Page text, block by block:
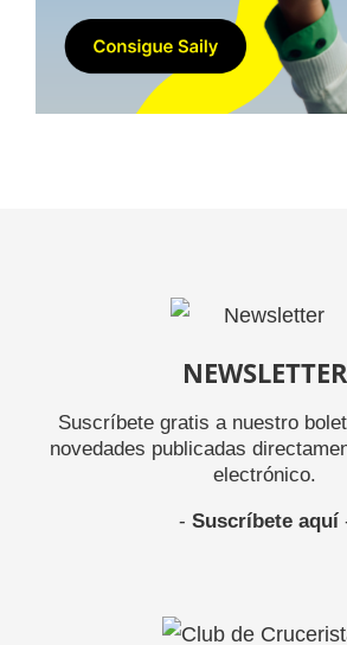
NEWSLETTER
Suscríbete gratis a nuestro
novedades publicadas
electrónico.
- Suscríbete aquí